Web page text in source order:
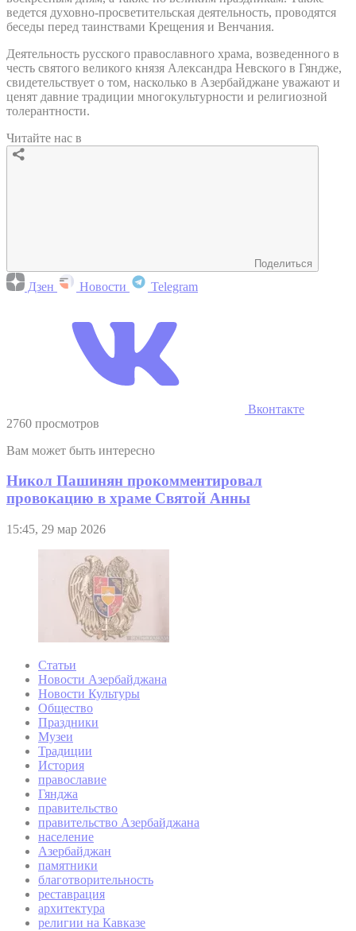
ведется духовно-просветительская деятельность, проводятся
беседы перед таинствами Крещения и Венчания.
Деятельность русского православного храма, возведенного в
честь святого великого князя Александра Невского в Гяндже,
свидетельствует о том, насколько в Азербайджане уважают и
ценят давние традиции многокультурности и религиозной
толерантности.
Читайте нас в
Поделиться
Дзен Новости Telegram
Вконтакте
2760 просмотров
Вам может быть интересно
Никол Пашинян прокомментировал
провокацию в храме Святой Анны
15:45, 29 мар 2026
Статьи
Новости Азербайджана
Новости Культуры
Общество
Праздники
Музеи
Традиции
История
православие
Гянджа
правительство
правительство Азербайджана
население
Азербайджан
памятники
благотворительность
реставрация
архитектура
религии на Кавказе